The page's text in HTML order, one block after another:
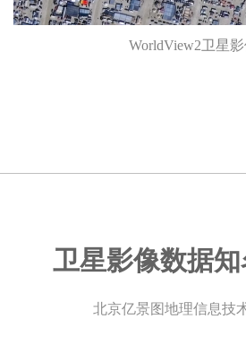
WorldView2卫星影
卫星影像数据
北京亿景图地理信息技